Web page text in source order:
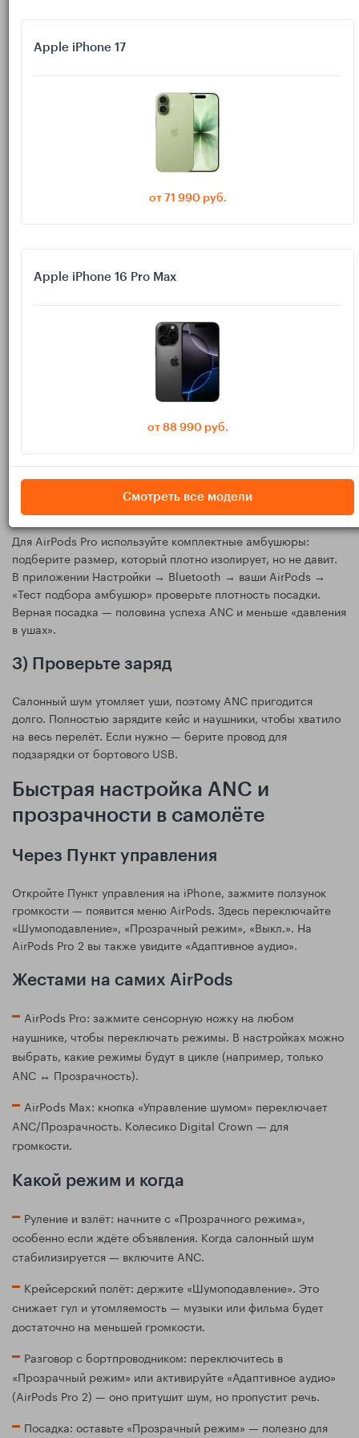
1) Обновите прошивку и iOS
Свежие версии улучшают работу ANC, прозрачности и
функций вроде «Адаптивного аудио». Проверьте, что iPhone
обновляется автоматически при подключении и зарядке,
2) Подберите амбушюры и пройдите
Для AirPods Pro используйте комплектные амбушюры:
подберите размер, который плотно изолирует, но не давит.
В приложении Настройки → Bluetooth → ваши AirPods →
«Тест подбора амбушюр» проверьте плотность посадки.
Верная посадка — половина успеха ANC и меньше «давления
в ушах».
3) Проверьте заряд
Салонный шум утомляет уши, поэтому ANC пригодится
долго. Полностью зарядите кейс и наушники, чтобы хватило
на весь перелёт. Если нужно — берите провод для
подзарядки от бортового USB.
Быстрая настройка ANC и
прозрачности в самолёте
Через Пункт управления
Откройте Пункт управления на iPhone, зажмите ползунок
громкости — появится меню AirPods. Здесь переключайте
«Шумоподавление», «Прозрачный режим», «Выкл.». На
AirPods Pro 2 вы также увидите «Адаптивное аудио».
Жестами на самих AirPods
AirPods Pro: зажмите сенсорную ножку на любом
наушнике, чтобы переключать режимы. В настройках можно
выбрать, какие режимы будут в цикле (например, только
ANC ↔ Прозрачность).
AirPods Max: кнопка «Управление шумом» переключает
ANC/Прозрачность. Колесико Digital Crown — для
громкости.
Какой режим и когда
Руление и взлёт: начните с «Прозрачного режима»,
особенно если ждёте объявления. Когда салонный шум
стабилизируется — включите ANC.
Крейсерский полёт: держите «Шумоподавление». Это
снижает гул и утомляемость — музыки или фильма будет
достаточно на меньшей громкости.
Разговор с бортпроводником: переключитесь в
«Прозрачный режим» или активируйте «Адаптивное аудио»
(AirPods Pro 2) — оно притушит шум, но пропустит речь.
Посадка: оставьте «Прозрачный режим» — полезно для
Apple iPhone 17
от 71 990 руб.
Apple iPhone 16 Pro Max
от 88 990 руб.
Смотреть все модели